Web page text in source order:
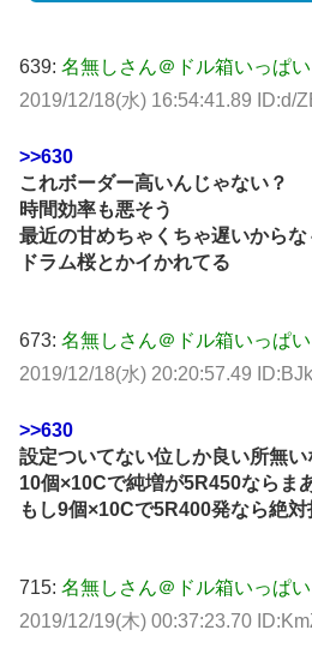
639: 名無しさん＠ドル箱いっぱ
2019/12/18(水) 16:54:41.89 ID:d/
>>630
これボーダー高いんじゃない？
時間効率も悪そう
最近の甘めちゃくちゃ遅いからな
ドラム桜とかイかれてる
673: 名無しさん＠ドル箱いっぱ
2019/12/18(水) 20:20:57.49
>>630
設定ついてない位しか良い所無い
10個×10Cで純増が5R450ならま
もし9個×10Cで5R400発なら絶対
715: 名無しさん＠ドル箱いっぱ
2019/12/19(木) 00:37:23.70